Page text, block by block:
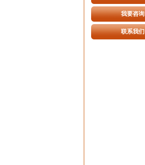
我要咨询
联系我们